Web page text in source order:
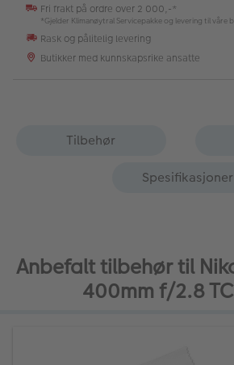
Fri frakt på ordre over 2 000,-*
*Gjelder Klimanøytral Servicepakke og levering til våre
Rask og pålitelig levering
Butikker med kunnskapsrike ansatte
Tilbehør
Spesifikasjoner
Anbefalt tilbehør til
400mm f/2.8 TC